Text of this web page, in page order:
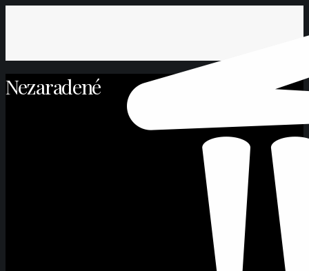
Nezaradené